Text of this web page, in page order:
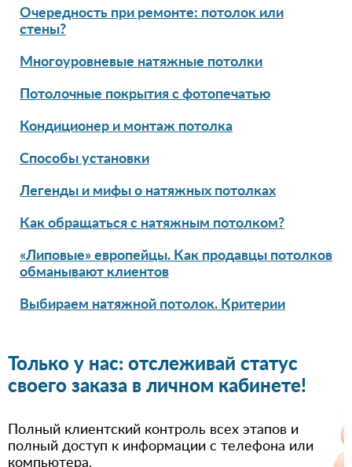
Очередность при ремонте: потолок или
стены?
Многоуровневые натяжные потолки
Потолочные покрытия с фотопечатью
Кондиционер и монтаж потолка
Способы установки
Легенды и мифы о натяжных потолках
Как обращаться с натяжным потолком?
«Липовые» европейцы. Как продавцы потолков
обманывают клиентов
Выбираем натяжной потолок. Критерии
Только у нас: отслеживай статус
своего заказа в личном кабинете!
Полный клиентский контроль всех этапов и
полный доступ к информации с телефона или
компьютера.